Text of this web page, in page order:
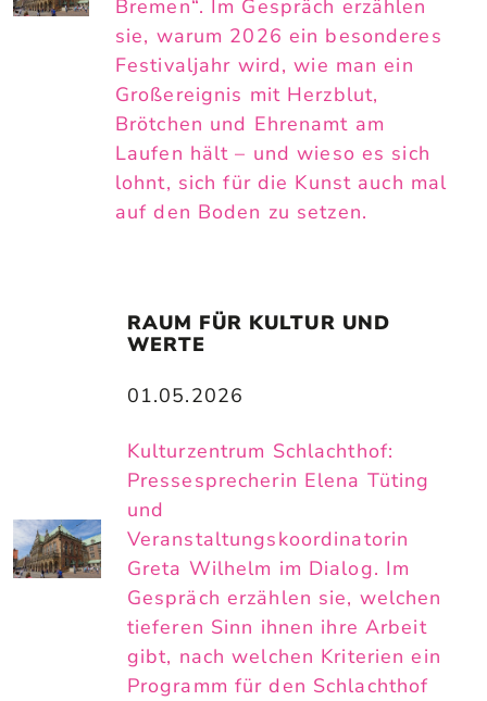
Bremen“. Im Gespräch erzählen
sie, warum 2026 ein besonderes
Festivaljahr wird, wie man ein
Großereignis mit Herzblut,
Brötchen und Ehrenamt am
Laufen hält – und wieso es sich
lohnt, sich für die Kunst auch mal
auf den Boden zu setzen.
RAUM FÜR KULTUR UND
WERTE
01.05.2026
Kulturzentrum Schlachthof:
Pressesprecherin Elena Tüting
und
Veranstaltungskoordinatorin
Greta Wilhelm im Dialog. Im
Gespräch erzählen sie, welchen
tieferen Sinn ihnen ihre Arbeit
gibt, nach welchen Kriterien ein
Programm für den Schlachthof